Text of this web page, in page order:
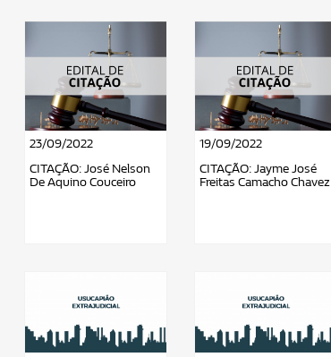
23/09/2022
CITAÇÃO: José Nelson
De Aquino Couceiro
19/09/2022
CITAÇÃO: Jayme José
Freitas Camacho Chavez